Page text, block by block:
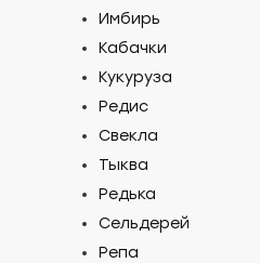
Имбирь
Кабачки
Кукуруза
Редис
Свекла
Тыква
Редька
Сельдерей
Репа